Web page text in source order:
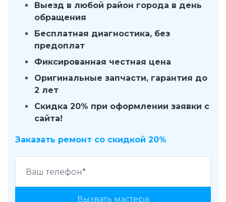
Выезд в любой район города в день
обращения
Бесплатная диагностика, без
предоплат
Фиксированная честная цена
Оригинальные запчасти, гарантия до
2 лет
Скидка 20% при оформлении заявки с
сайта!
Заказать ремонт со скидкой 20%
Вызвать мастера